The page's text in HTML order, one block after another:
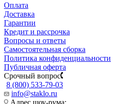
Оплата
Доставка
Гарантии
Кредит и рассрочка
Вопросы и ответы
Самостоятельная сборка
Политика конфиденциальности
Публичная оферта
Срочный вопрос
8 (800) 533-79-03
info@staklo.ru
Адрес шоу-рума: